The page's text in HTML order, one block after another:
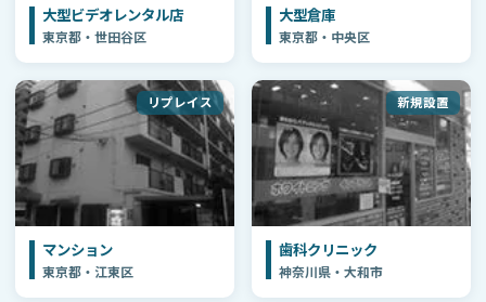
大型ビデオレンタル店
東京都・世田谷区
大型倉庫
東京都・中央区
リプレイス
マンション
東京都・江東区
新規設置
歯科クリニック
神奈川県・大和市